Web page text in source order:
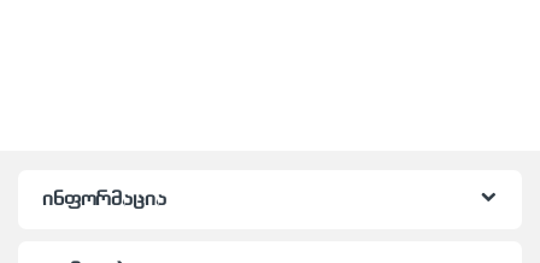
ინფორმაცია